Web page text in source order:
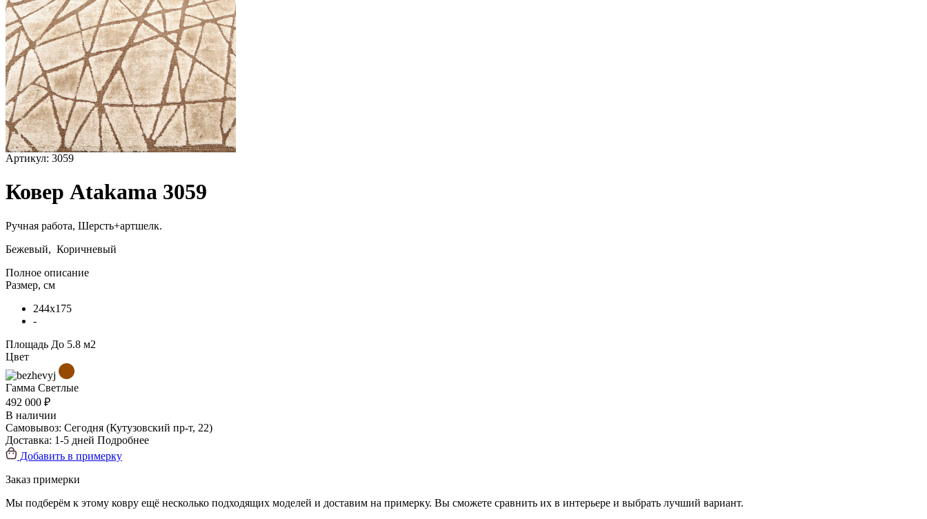
Артикул: 3059
Ковер Atakama 3059
Ручная работа, Шерсть+артшелк.
Бежевый, Коричневый
Полное описание
Размер, см
244x175
-
Площадь До 5.8 м2
Цвет
Гамма Светлые
492 000 ₽
В наличии
Самовывоз: Сегодня (Кутузовский пр-т, 22)
Доставка: 1-5 дней Подробнее
Добавить в примерку
Заказ примерки
Мы подберём к этому ковру ещё несколько подходящих моделей и доставим на примерку. Вы сможете сравнить их в интерьере и выбрать лучший вариант.